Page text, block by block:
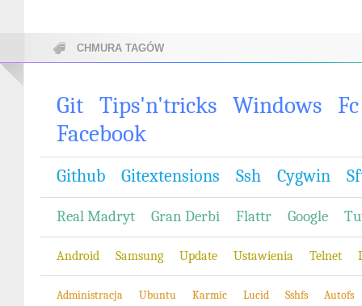
CHMURA TAGÓW
Git Tips'n'tricks Windows
Facebook
Github Gitextensions Ssh Cygwin
Real Madryt Gran Derbi Flattr Google
Android Samsung Update Ustawienia Telnet
Administracja Ubuntu Karmic Lucid Sshfs Autofs